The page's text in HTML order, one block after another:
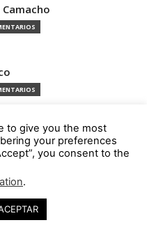
to give you the most
your preferences
you consent to the
.